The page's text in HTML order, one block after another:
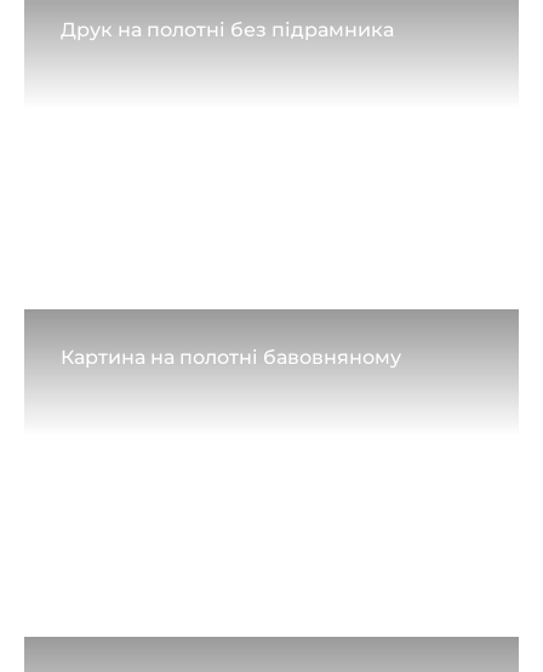
Друк на полотні без підрамника
Картина на полотні бавовняному